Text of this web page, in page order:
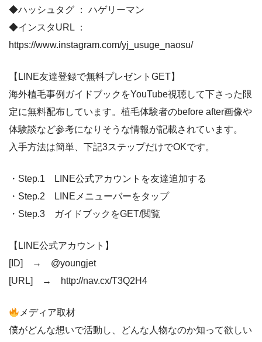
◆ハッシュタグ ： ハゲリーマン
◆インスタURL ：
https://www.instagram.com/yj_usuge_naosu/
【LINE友達登録で無料プレゼントGET】
海外植毛事例ガイドブックをYouTube視聴して下さった限
定に無料配布しています。植毛体験者のbefore after画像や
体験談など参考になりそうな情報が記載されています。
入手方法は簡単、下記3ステップだけでOKです。
・Step.1 LINE公式アカウントを友達追加する
・Step.2 LINEメニューバーをタップ
・Step.3 ガイドブックをGET/閲覧
【LINE公式アカウント】
[ID] → @youngjet
[URL] → http://nav.cx/T3Q2H4
メディア取材
僕がどんな想いで活動し、どんな人物なのか知って欲しい